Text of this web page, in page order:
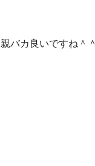
親バカ良いですね＾＾